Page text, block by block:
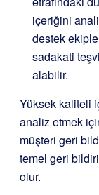
içeriğini
destek
sadakati
alabilir.
Yüksek kaliteli
analiz etmek
müşteri geri
temel geri
olur.